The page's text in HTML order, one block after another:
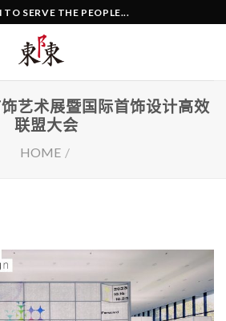
TO SERVE THE PEOPLE...
艺术展暨国际首饰设计高效
联盟大会
HOME /